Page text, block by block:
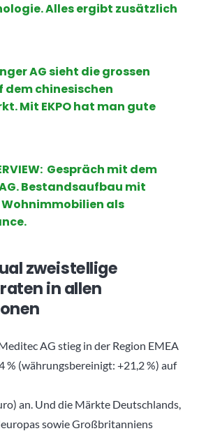
Alles ergibt zusätzlich
AG sieht die grossen
dem chinesischen
Mit EKPO hat man gute
Gespräch mit dem
Bestandsaufbau mit
Wohnimmobilien als
zweistellige
in allen
AG stieg in der Region EMEA
% (währungsbereinigt: +21,2 %) auf
an. Und die Märkte Deutschlands,
sowie Großbritanniens